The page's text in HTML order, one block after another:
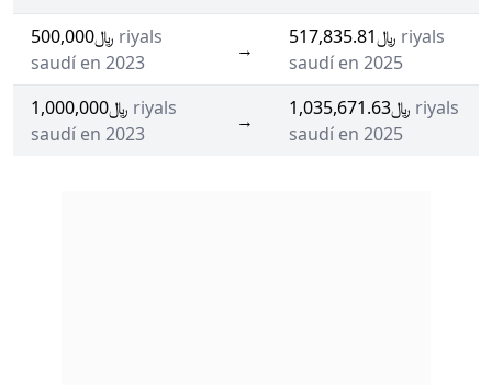
riyals
saudí en 2023
→
riyals
saudí en 2025
riyals
saudí en 2023
→
riyals
saudí en 2025